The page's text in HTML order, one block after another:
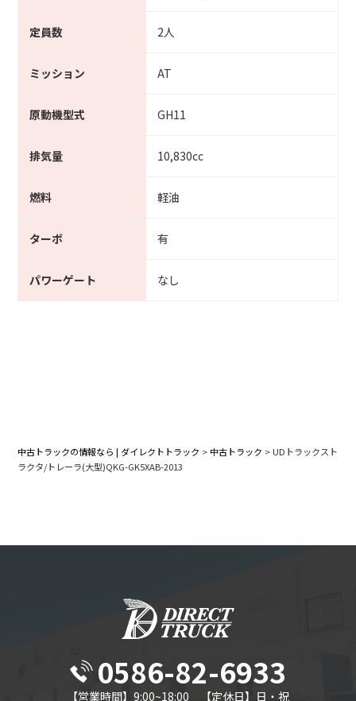
定員数 2人
ミッション AT
原動機型式 GH11
排気量 10,830cc
燃料 軽油
ターボ 有
パワーゲート なし
中古トラックの情報なら | ダイレクトトラック > 中古トラック > UDトラックスト
ラクタ/トレーラ(大型)QKG-GK5XAB-2013
0586-82-6933
【営業時間】9:00~18:00 【定休日】日・祝